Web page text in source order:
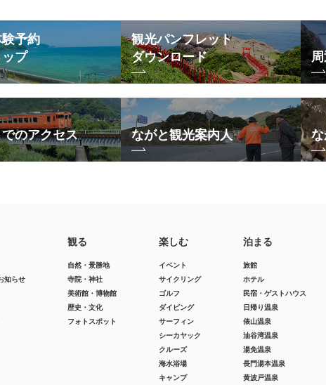
予約
プ
観光パンフレット
ダウンロード
のアクセス ながと観光案内人
知らせ
観る
自然・景勝地
寺院・神社
美術館・博物館
歴史・文化
フォトスポット
楽しむ
イベント
サイクリング
ゴルフ
ダイビング
サーフィン
シーカヤック
クルーズ
海水浴場
キャンプ
泊まる
旅館
ホテル
民宿・ゲストハウス
日帰り温泉
俵山温泉
油谷湾温泉
湯免温泉
長門湯本温泉
黄波戸温泉